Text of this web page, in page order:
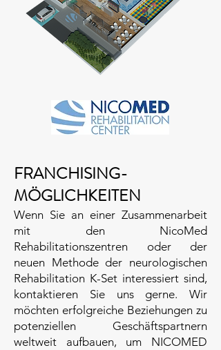
FRANCHISING-
MÖGLICHKEITEN
Wenn Sie an einer Zusammenarbeit
mit den NicoMed
Rehabilitationszentren oder der
neuen Methode der neurologischen
Rehabilitation K-Set interessiert sind,
kontaktieren Sie uns gerne. Wir
möchten erfolgreiche Beziehungen zu
potenziellen Geschäftspartnern
weltweit aufbauen, um NICOMED